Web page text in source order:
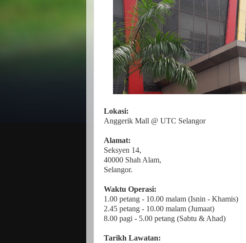
Lokasi:
Anggerik Mall @ UTC Selangor
Alamat:
Seksyen 14,
40000 Shah Alam,
Selangor.
Waktu Operasi:
1.00 petang - 10.00 malam (Isnin - Khamis)
2.45 petang - 10.00 malam (Jumaat)
8.00 pagi - 5.00 petang (Sabtu & Ahad)
Tarikh Lawatan: